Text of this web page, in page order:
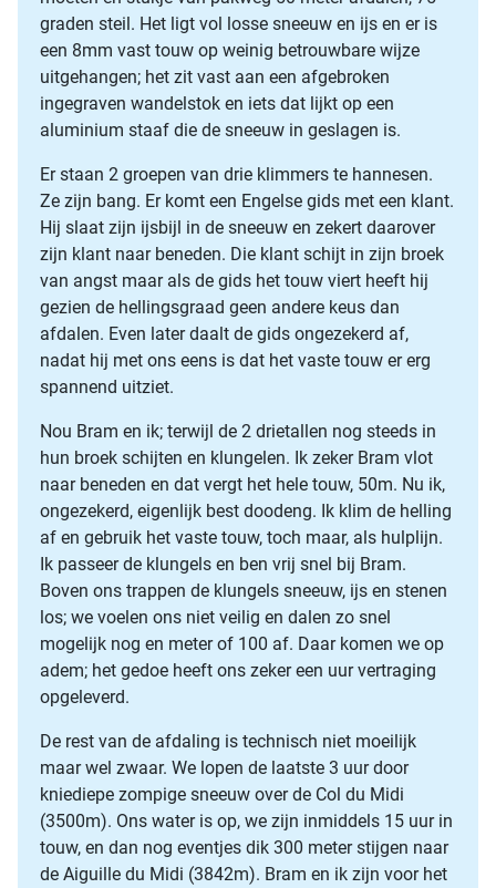
graden steil. Het ligt vol losse sneeuw en ijs en er is
een 8mm vast touw op weinig betrouwbare wijze
uitgehangen; het zit vast aan een afgebroken
ingegraven wandelstok en iets dat lijkt op een
aluminium staaf die de sneeuw in geslagen is.
Er staan 2 groepen van drie klimmers te hannesen.
Ze zijn bang. Er komt een Engelse gids met een klant.
Hij slaat zijn ijsbijl in de sneeuw en zekert daarover
zijn klant naar beneden. Die klant schijt in zijn broek
van angst maar als de gids het touw viert heeft hij
gezien de hellingsgraad geen andere keus dan
afdalen. Even later daalt de gids ongezekerd af,
nadat hij met ons eens is dat het vaste touw er erg
spannend uitziet.
Nou Bram en ik; terwijl de 2 drietallen nog steeds in
hun broek schijten en klungelen. Ik zeker Bram vlot
naar beneden en dat vergt het hele touw, 50m. Nu ik,
ongezekerd, eigenlijk best doodeng. Ik klim de helling
af en gebruik het vaste touw, toch maar, als hulplijn.
Ik passeer de klungels en ben vrij snel bij Bram.
Boven ons trappen de klungels sneeuw, ijs en stenen
los; we voelen ons niet veilig en dalen zo snel
mogelijk nog en meter of 100 af. Daar komen we op
adem; het gedoe heeft ons zeker een uur vertraging
opgeleverd.
De rest van de afdaling is technisch niet moeilijk
maar wel zwaar. We lopen de laatste 3 uur door
kniediepe zompige sneeuw over de Col du Midi
(3500m). Ons water is op, we zijn inmiddels 15 uur in
touw, en dan nog eventjes dik 300 meter stijgen naar
de Aiguille du Midi (3842m). Bram en ik zijn voor het